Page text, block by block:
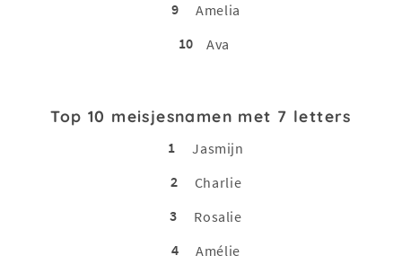
9
Amelia
10
Ava
Top 10 meisjesnamen met 7 letters
1
Jasmijn
2
Charlie
3
Rosalie
4
Amélie